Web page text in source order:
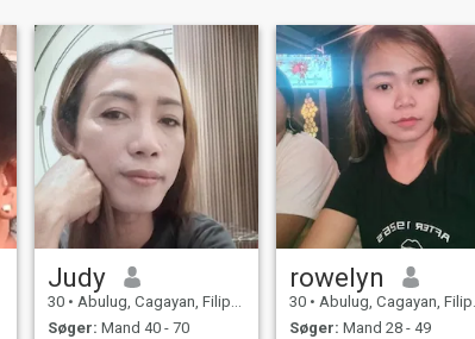
Judy
30 • Abulug, Cagayan, Filippinerne
Søger: Mand 40 - 70
rowelyn
30 • Abulug, Cagayan, Filippinerne
Søger: Mand 28 - 49